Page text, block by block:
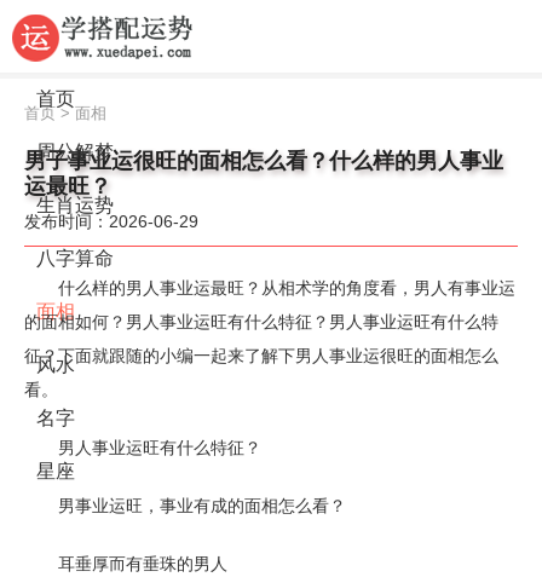
首页
周公解梦
生肖运势
八字算命
面相
风水
名字
星座
首页>面相
男子事业运很旺的面相怎么看？什么样的男人事业
运最旺？
发布时间：2026-06-29
什么样的男人事业运最旺？从相术学的角度看，男人有事业运
的面相如何？男人事业运旺有什么特征？男人事业运旺有什么特
征？下面就跟随的小编一起来了解下男人事业运很旺的面相怎么
看。
男人事业运旺有什么特征？
男事业运旺，事业有成的面相怎么看？
耳垂厚而有垂珠的男人